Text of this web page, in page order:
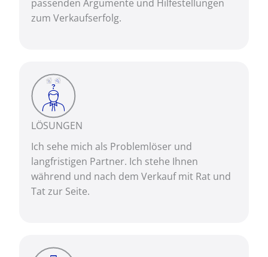
passenden Argumente und Hilfestellungen
zum Verkaufserfolg.
LÖSUNGEN
Ich sehe mich als Problemlöser und
langfristigen Partner. Ich stehe Ihnen
während und nach dem Verkauf mit Rat und
Tat zur Seite.